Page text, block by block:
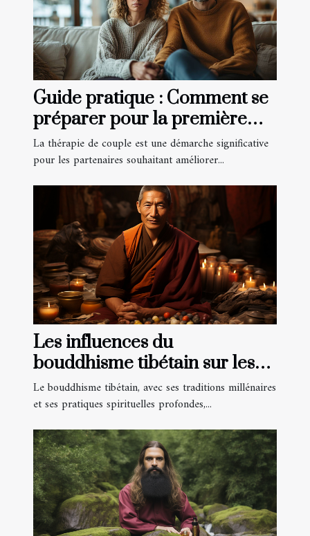
Guide pratique : Comment se
préparer pour la première
consultation de thérapie de
couple
La thérapie de couple est une démarche significative
pour les partenaires souhaitant améliorer...
Les influences du
bouddhisme tibétain sur les
pratiques de méditation
occidentales
Le bouddhisme tibétain, avec ses traditions millénaires
et ses pratiques spirituelles profondes,...